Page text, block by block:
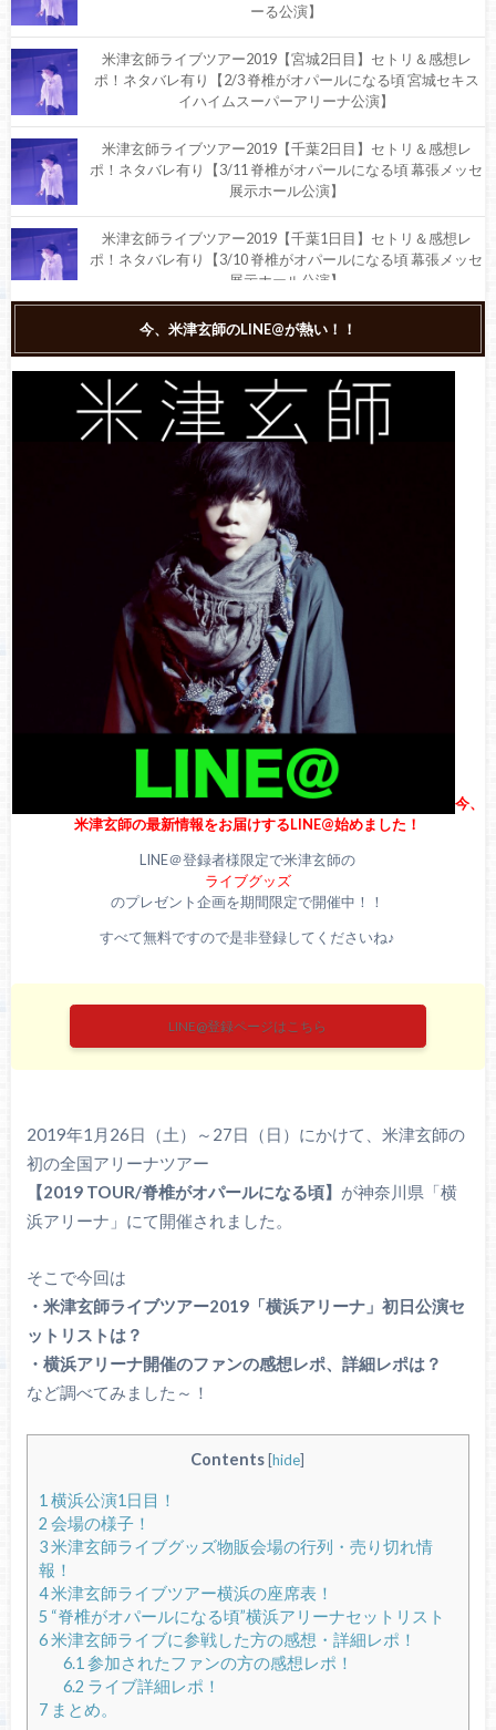
ーる公演】
米津玄師ライブツアー2019【宮城2日目】セトリ＆感想レ
ポ！ネタバレ有り【2/3 脊椎がオパールになる頃 宮城セキス
イハイムスーパーアリーナ公演】
米津玄師ライブツアー2019【千葉2日目】セトリ＆感想レ
ポ！ネタバレ有り【3/11 脊椎がオパールになる頃 幕張メッセ
展示ホール公演】
米津玄師ライブツアー2019【千葉1日目】セトリ＆感想レ
ポ！ネタバレ有り【3/10 脊椎がオパールになる頃 幕張メッセ
展示ホール公演】
米津玄師ライブツアー2019【福井1日目】セトリ＆感想レ
ポ！ネタバレ有り【2/23 脊椎がオパールになる頃 サンドーム
福井公演】
米津玄師ライブツアー2019【福岡2日目】セトリ＆感想レ
ポ！ネタバレ有り【2/10 脊椎がオパールになる頃 マリンメッ
セ福岡公演】
米津玄師ライブツアー2019【福岡1日目】セトリ＆感想レ
ポ！ネタバレ有り【2/9 脊椎がオパールになる頃 マリンメッ
セ福岡公演】
米津玄師ライブツアー2019【宮城1日目】セトリ＆感想レ
ポ！ネタバレ有り【2/2 脊椎がオパールになる頃 宮城セキス
イハイムスーパーアリーナ公演】
今、米津玄師のLINE@が熱い！！
今、
米津玄師の最新情報をお届けするLINE@始めました！
LINE＠登録者様限定で米津玄師の
ライブグッズ
のプレゼント企画を期間限定で開催中！！
すべて無料ですので是非登録してくださいね♪
LINE@登録ページはこちら
2019年1月26日（土）～27日（日）にかけて、米津玄師の
初の全国アリーナツアー
【2019 TOUR/脊椎がオパールになる頃】 が神奈川県「横
浜アリーナ」にて開催されました。
そこで今回は
・米津玄師ライブツアー2019「横浜アリーナ」初日公演セ
ットリストは？
・横浜アリーナ開催のファンの感想レポ、詳細レポは？
など調べてみました～！
Contents [hide]
1 横浜公演1日目！
2 会場の様子！
3米津玄師ライブグッズ物販会場の行列・売り切れ情
報！
4米津玄師ライブツアー横浜の座席表！
5 “脊椎がオパールになる頃”横浜アリーナセットリスト
6米津玄師ライブに参戦した方の感想・詳細レポ！
6.1 参加されたファンの方の感想レポ！
6.2 ライブ詳細レポ！
7まとめ。